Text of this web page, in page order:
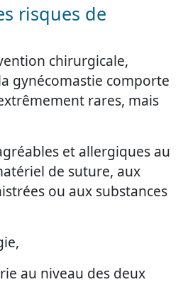
risques de
chirurgicale,
gynécomastie comporte
rares, mais
et allergiques au
de suture, aux
ou aux substances
au niveau des deux